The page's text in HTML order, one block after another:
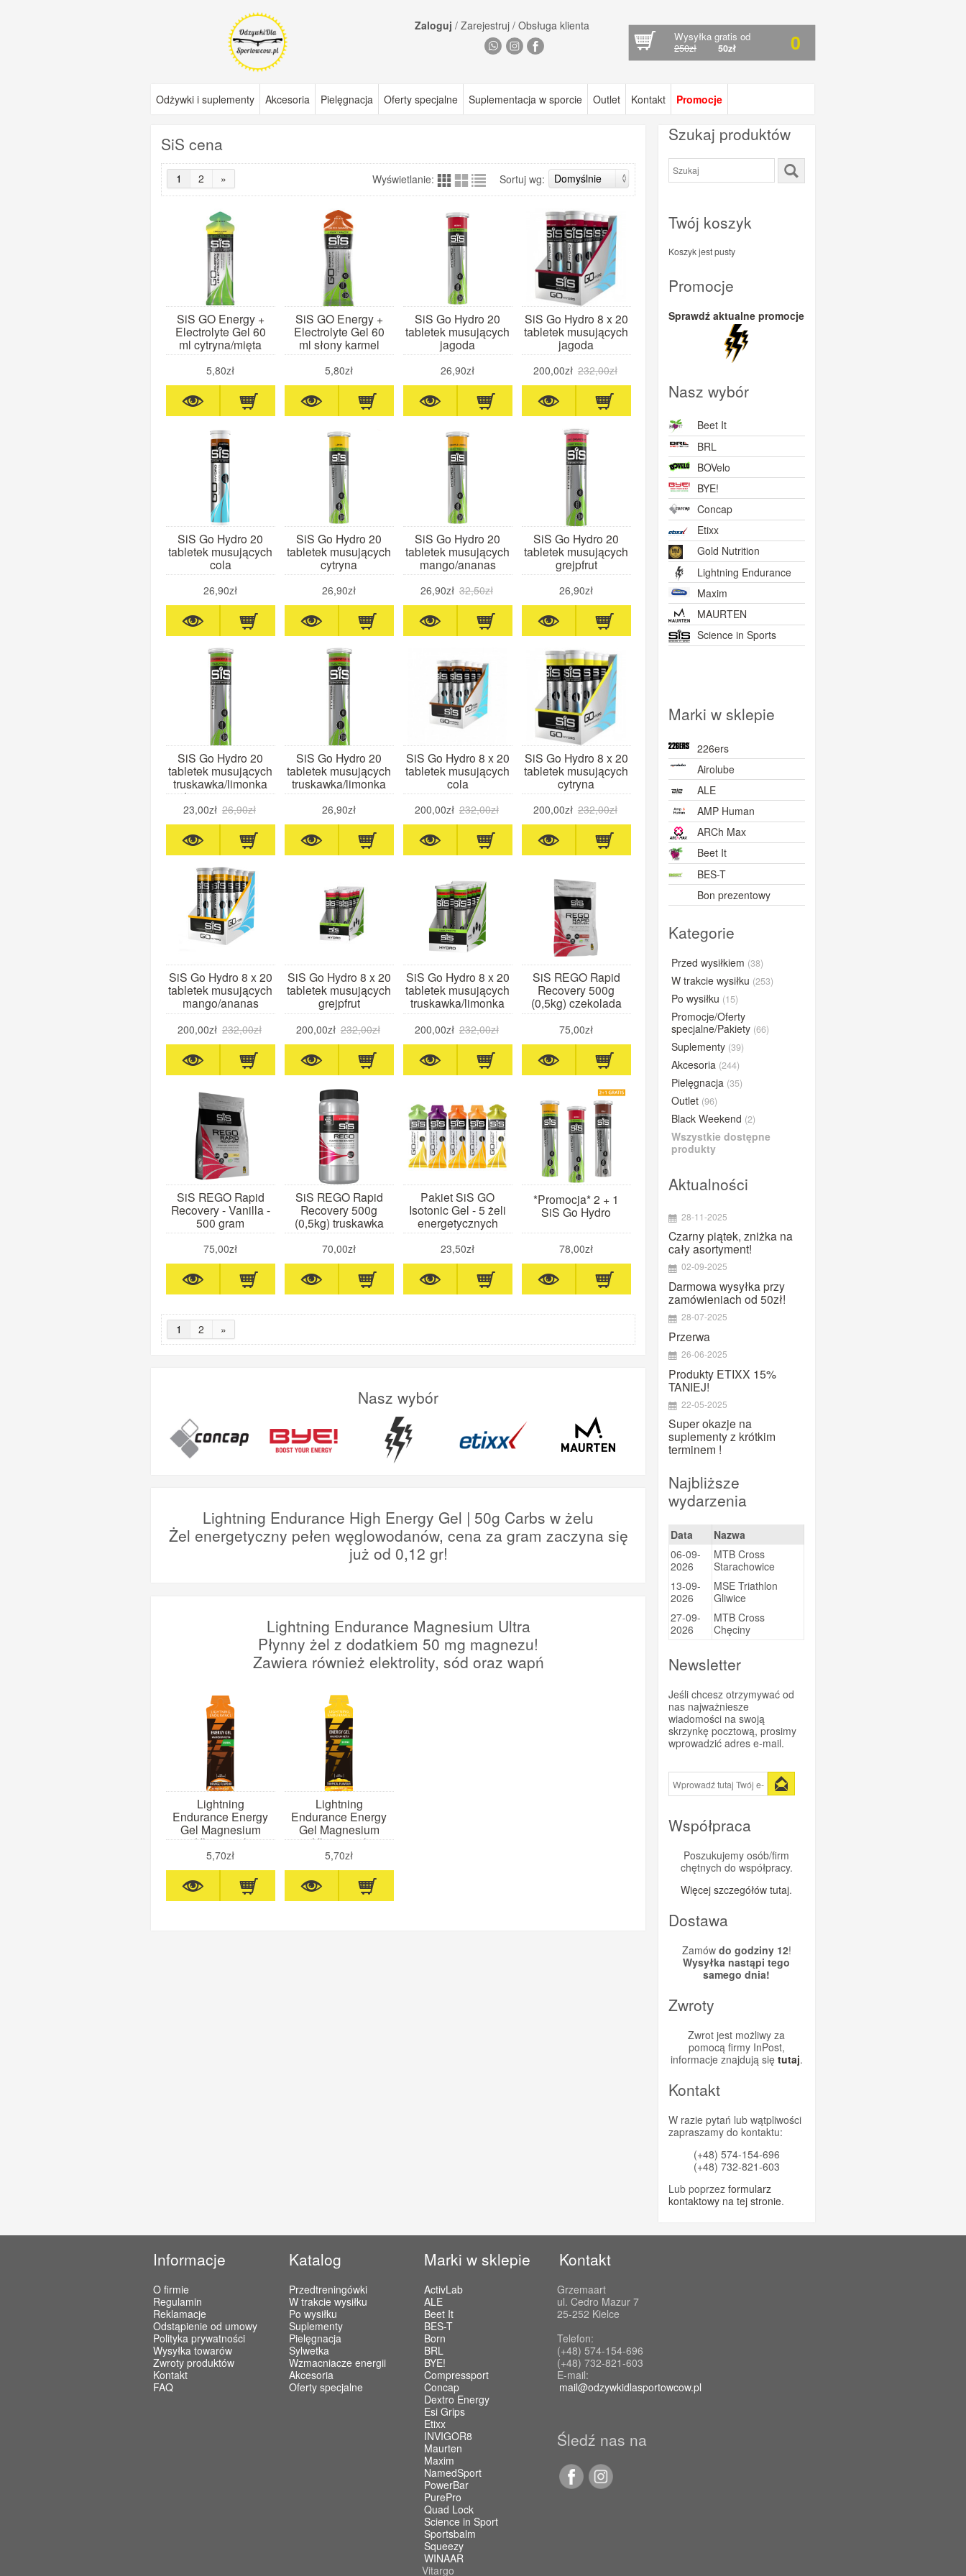
Zaloguj /Zarejestruj /Obsługa klienta
Wysyłka gratis od
250zł 50zł 0
Odżywki i suplementy Akcesoria Pielęgnacja Oferty specjalne Suplementacja w sporcie Outlet Kontakt Promocje
SiS cena
Sortuj wg:
Wyświetlanie:
1 2 »
SiS GO Energy +
Electrolyte Gel 60
ml cytryna/mięta
5,80zł
SiS GO Energy +
Electrolyte Gel 60
ml słony karmel
5,80zł
SiS Go Hydro 20
tabletek musujących
jagoda
26,90zł
SiS Go Hydro 8 x 20
tabletek musujących
jagoda
200,00zł 232,00zł
SiS Go Hydro 20
tabletek musujących
cola
26,90zł
SiS Go Hydro 20
tabletek musujących
cytryna
26,90zł
SiS Go Hydro 20
tabletek musujących
mango/ananas
26,90zł 32,50zł
SiS Go Hydro 20
tabletek musujących
grejpfrut
26,90zł
SiS Go Hydro 20
tabletek musujących
truskawka/limonka
data waż. 11.26
23,00zł 26,90zł
SiS Go Hydro 20
tabletek musujących
truskawka/limonka
26,90zł
SiS Go Hydro 8 x 20
tabletek musujących
cola
200,00zł 232,00zł
SiS Go Hydro 8 x 20
tabletek musujących
cytryna
200,00zł 232,00zł
SiS Go Hydro 8 x 20
tabletek musujących
mango/ananas
200,00zł 232,00zł
SiS Go Hydro 8 x 20
tabletek musujących
grejpfrut
200,00zł 232,00zł
SiS Go Hydro 8 x 20
tabletek musujących
truskawka/limonka
200,00zł 232,00zł
SiS REGO Rapid
Recovery 500g
(0,5kg) czekolada
75,00zł
SiS REGO Rapid
Recovery - Vanilla -
500 gram
75,00zł
SiS REGO Rapid
Recovery 500g
(0,5kg) truskawka
70,00zł
Pakiet SiS GO
Isotonic Gel - 5 żeli
energetycznych
23,50zł
*Promocja* 2 + 1
SiS Go Hydro
78,00zł
1 2 »
Nasz wybór
Lightning Endurance High Energy Gel | 50g Carbs w żelu
Żel energetyczny pełen węglowodanów, cena za gram zaczyna się
już od 0,12 gr!
Lightning Endurance Magnesium Ultra
Płynny żel z dodatkiem 50 mg magnezu!
Zawiera również elektrolity, sód oraz wapń
Lightning
Endurance Energy
Gel Magnesium
Ultra 60ml
(pomarańcza)
5,70zł
Lightning
Endurance Energy
Gel Magnesium
Ultra 60 ml
(tropikalny)
5,70zł
Szukaj produktów
Twój koszyk
Koszyk jest pusty
Promocje
Sprawdź aktualne promocje
Nasz wybór
Beet It
BRL
BOVelo
BYE!
Concap
Etixx
Gold Nutrition
Lightning Endurance
Maxim
MAURTEN
Science in Sports
Marki w sklepie
226ers
Airolube
ALE
AMP Human
ARCh Max
Beet It
BES-T
Bon prezentowy
BOVelo
BRL
BUFF®
BYE
Close the gap
Compressport
Concap
CyclOn
Dextro Energy
ESI Grips
Etixx
Gold Nutrition
Lazer
Lightning Endurance
MarshGuard
MAURTEN
Maxim
Megmeister
Mountaindrop
NamedSport
OTE
Pearl Izumi
PowerBar
Prox
Puromedica
QM SPORTS CARE
Ravemen
Shimano
Sportsbalm
Taste of Nature
Trezado
Trivio
Vitargo
WINAAR
Xendurance
Kategorie
Przed wysiłkiem (38)
W trakcie wysiłku (253)
Po wysiłku (15)
Promocje/Oferty
specjalne/Pakiety (66)
Suplementy (39)
Akcesoria (244)
Pielęgnacja (35)
Outlet (96)
Black Weekend (2)
Wszystkie dostępne
produkty
Aktualności
28-11-2025
Czarny piątek, zniżka na
cały asortyment!
02-09-2025
Darmowa wysyłka przy
zamówieniach od 50zł!
28-07-2025
Przerwa
26-06-2025
Produkty ETIXX 15%
TANIEJ!
22-05-2025
Super okazje na
suplementy z krótkim
terminem !
Najbliższe
wydarzenia
Data
Nazwa
06-09-
2026
MTB Cross
Starachowice
13-09-
2026
MSE Triathlon
Gliwice
27-09-
2026
MTB Cross
Chęciny
Newsletter
Jeśli chcesz otrzymywać od
nas najważniesze
wiadomości na swoją
skrzynkę pocztową, prosimy
wprowadzić adres e-mail.
Współpraca
Poszukujemy osób/firm
chętnych do współpracy.
Więcej szczegółów tutaj.
Dostawa
Zamów do godziny 12!
Wysyłka nastąpi tego
samego dnia!
Zwroty
Zwrot jest możliwy za
pomocą firmy InPost,
informacje znajdują się tutaj.
Kontakt
W razie pytań lub wątpliwości
zapraszamy do kontaktu:
(+48) 574-154-696
(+48) 732-821-603
Lub poprzez formularz
kontaktowy na tej stronie.
Informacje
O firmie
Regulamin
Reklamacje
Odstąpienie od umowy
Polityka prywatności
Wysyłka towarów
Zwroty produktów
Kontakt
FAQ
Katalog
Przedtreningówki
W trakcie wysiłku
Po wysiłku
Suplementy
Pielęgnacja
Sylwetka
Wzmacniacze energii
Akcesoria
Oferty specjalne
Marki w sklepie
ActivLab
ALE
Beet It
BES-T
Born
BRL
BYE!
Compressport
Concap
Dextro Energy
Esi Grips
Etixx
INVIGOR8
Maurten
Maxim
NamedSport
PowerBar
PurePro
Quad Lock
Science in Sport
Sportsbalm
Squeezy
WINAAR
Vitargo
Kontakt
Grzemaart
ul. Cedro Mazur 7
25-252 Kielce
Telefon:
(+48) 574-154-696
(+48) 732-821-603
E-mail:
mail@odzywkidlasportowcow.pl
Śledź nas na